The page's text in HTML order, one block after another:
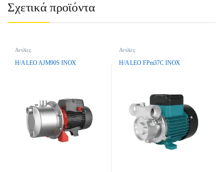
Σχετικά προϊόντα
Αντλίες
H/A LEO AJM90S INOX
Αντλίες
H/A LEO FPm37C INOX